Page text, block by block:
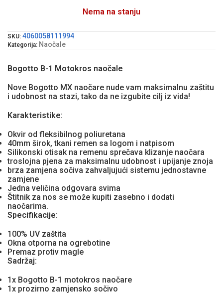
Nema na stanju
SKU: 4060058111994
Kategorija: Naočale
Bogotto B-1 Motokros naočale
Nove Bogotto MX naočare nude vam maksimalnu zaštitu
i udobnost na stazi, tako da ne izgubite cilj iz vida!
Karakteristike:
Okvir od fleksibilnog poliuretana
40mm širok, tkani remen sa logom i natpisom
Silikonski otisak na remenu sprečava klizanje naočara
troslojna pjena za maksimalnu udobnost i upijanje znoja
brza zamjena sočiva zahvaljujući sistemu jednostavne
zamjene
Jedna veličina odgovara svima
Štitnik za nos se može kupiti zasebno i dodati
naočarima.
Specifikacije:
100% UV zaštita
Okna otporna na ogrebotine
Premaz protiv magle
Sadržaj:
1x Bogotto B-1 motokros naočare
1x prozirno zamjensko sočivo